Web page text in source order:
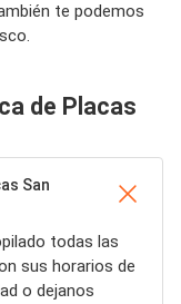
te podemos
de Placas
San
todas las
sus horarios de
o dejanos